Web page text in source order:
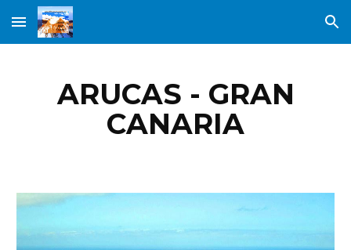
Skip to main content Skip to navigation
ARUCAS - GRAN
CANARIA